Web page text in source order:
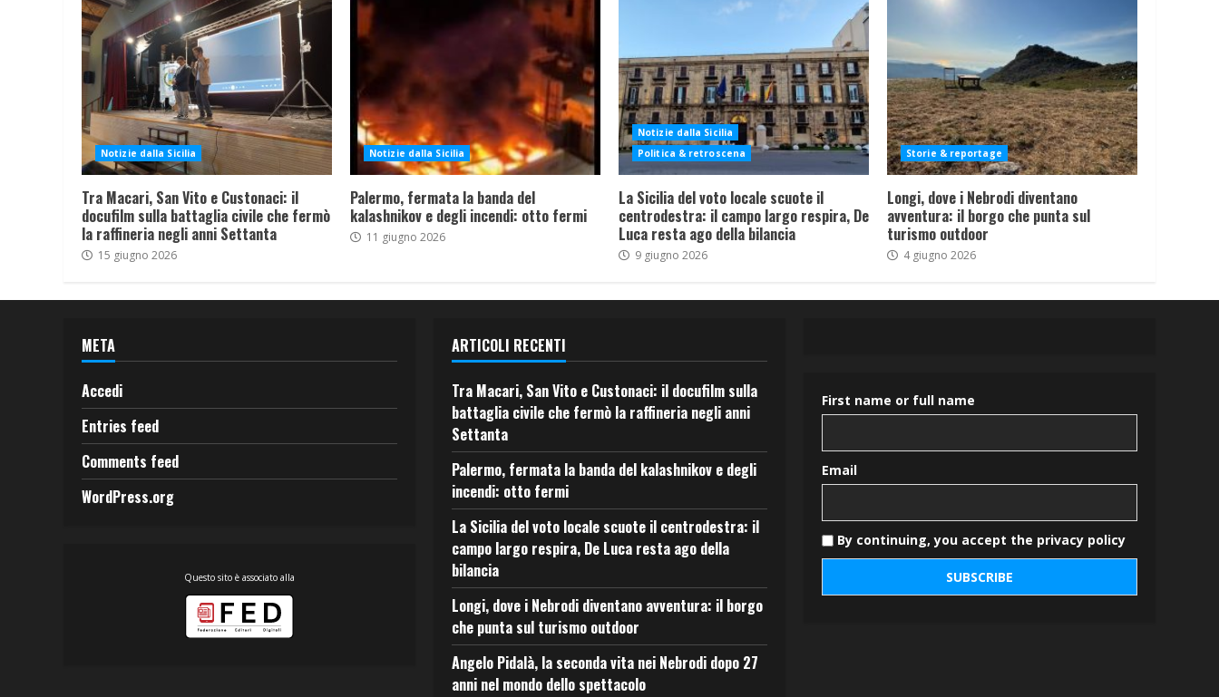
Notizie dalla Sicilia
Tra Macari, San Vito e Custonaci: il
docufilm sulla battaglia civile che fermò
la raffineria negli anni Settanta
15 giugno 2026
Notizie dalla Sicilia
Palermo, fermata la banda del
kalashnikov e degli incendi: otto fermi
11 giugno 2026
Notizie dalla Sicilia
Politica & retroscena
La Sicilia del voto locale scuote il
centrodestra: il campo largo respira, De
Luca resta ago della bilancia
9 giugno 2026
Storie & reportage
Longi, dove i Nebrodi diventano
avventura: il borgo che punta sul
turismo outdoor
4 giugno 2026
META
Accedi
Entries feed
Comments feed
WordPress.org
Questo sito è associato alla
ARTICOLI RECENTI
Tra Macari, San Vito e Custonaci: il docufilm sulla
battaglia civile che fermò la raffineria negli anni
Settanta
Palermo, fermata la banda del kalashnikov e degli
incendi: otto fermi
La Sicilia del voto locale scuote il centrodestra: il
campo largo respira, De Luca resta ago della
bilancia
Longi, dove i Nebrodi diventano avventura: il borgo
che punta sul turismo outdoor
Angelo Pidalà, la seconda vita nei Nebrodi dopo 27
anni nel mondo dello spettacolo
First name or full name
Email
By continuing, you accept the privacy policy